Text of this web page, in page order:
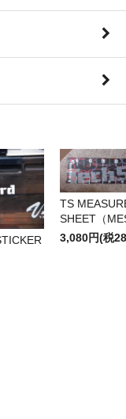
TS
SHEET（
3,080円(税